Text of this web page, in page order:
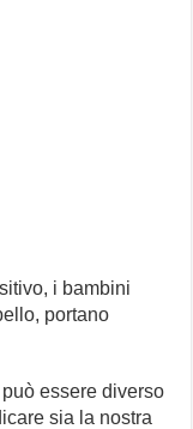
i bambini
portano
essere diverso
sia la nostra